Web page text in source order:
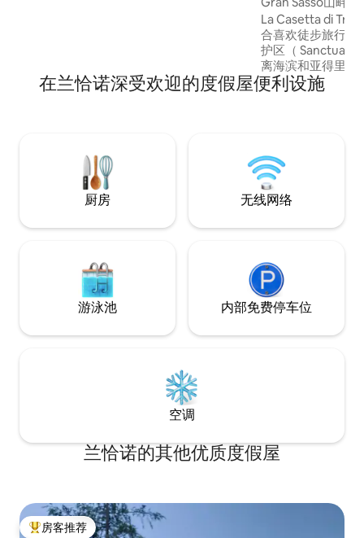
公里洗衣公园30公里
La Casetta di
合喜欢徒步旅行的
护区（ Sanctuary
离海滨和亚得里亚
佩斯卡拉（
马机场2小时车程
餐厅、额外的卫生
在兰恰诺深受欢迎的度假屋便利设施
厨房 无线网络
游泳池 内部免费停车位
空调
兰恰诺的其他优质度假屋
热门「房客推荐」
房客推荐